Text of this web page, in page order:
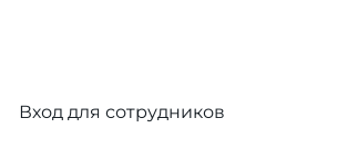
Вход для сотрудников